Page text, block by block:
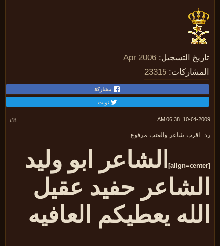
التسجيل: Apr 2006
23315
مشاركة
تويت
10-04-2009,
اقرب شاعر والعتب مرفوع
الشاعر ابو وليد
حفيد عقيل
يعطيكم العافيه